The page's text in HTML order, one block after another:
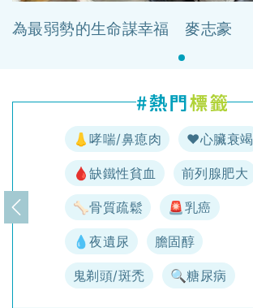
為最弱勢的生命謀幸福 麥志豪
👃哮喘/鼻瘜肉 ♥️心臟衰竭
🩸缺鐵性貧血 前列腺肥大
🦴骨質疏鬆 🚨乳癌
💧夜遺尿 膽固醇
鬼剃頭/斑禿 🔍糖尿病
上一頁